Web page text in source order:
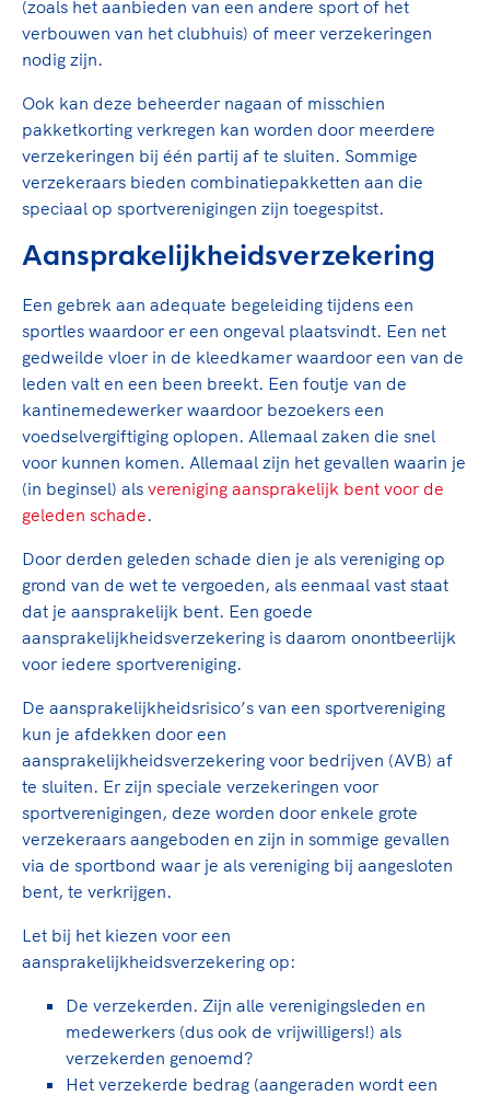
(zoals het aanbieden van een andere sport of het
verbouwen van het clubhuis) of meer verzekeringen
nodig zijn.
Ook kan deze beheerder nagaan of misschien
pakketkorting verkregen kan worden door meerdere
verzekeringen bij één partij af te sluiten. Sommige
verzekeraars bieden combinatiepakketten aan die
speciaal op sportverenigingen zijn toegespitst.
Aansprakelijkheidsverzekering
Een gebrek aan adequate begeleiding tijdens een
sportles waardoor er een ongeval plaatsvindt. Een net
gedweilde vloer in de kleedkamer waardoor een van de
leden valt en een been breekt. Een foutje van de
kantinemedewerker waardoor bezoekers een
voedselvergiftiging oplopen. Allemaal zaken die snel
voor kunnen komen. Allemaal zijn het gevallen waarin je
(in beginsel) als vereniging aansprakelijk bent voor de
geleden schade.
Door derden geleden schade dien je als vereniging op
grond van de wet te vergoeden, als eenmaal vast staat
dat je aansprakelijk bent. Een goede
aansprakelijkheidsverzekering is daarom onontbeerlijk
voor iedere sportvereniging.
De aansprakelijkheidsrisico’s van een sportvereniging
kun je afdekken door een
aansprakelijkheidsverzekering voor bedrijven (AVB) af
te sluiten. Er zijn speciale verzekeringen voor
sportverenigingen, deze worden door enkele grote
verzekeraars aangeboden en zijn in sommige gevallen
via de sportbond waar je als vereniging bij aangesloten
bent, te verkrijgen.
Let bij het kiezen voor een
aansprakelijkheidsverzekering op:
De verzekerden. Zijn alle verenigingsleden en
medewerkers (dus ook de vrijwilligers!) als
verzekerden genoemd?
Het verzekerde bedrag (aangeraden wordt een